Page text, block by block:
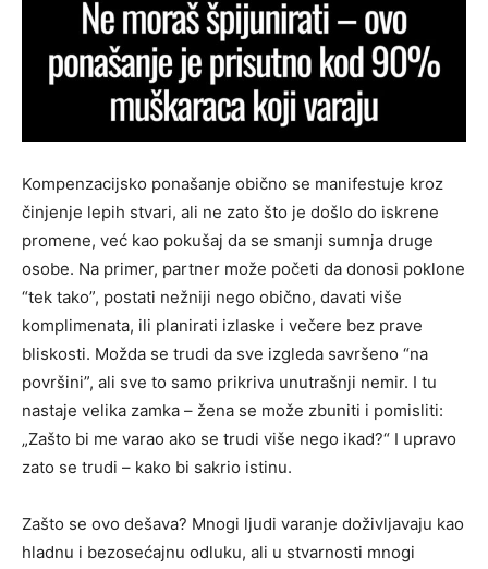
Kompenzacijsko ponašanje obično se manifestuje kroz
činjenje lepih stvari, ali ne zato što je došlo do iskrene
promene, već kao pokušaj da se smanji sumnja druge
osobe. Na primer, partner može početi da donosi poklone
“tek tako”, postati nežniji nego obično, davati više
komplimenata, ili planirati izlaske i večere bez prave
bliskosti. Možda se trudi da sve izgleda savršeno “na
površini”, ali sve to samo prikriva unutrašnji nemir. I tu
nastaje velika zamka – žena se može zbuniti i pomisliti:
„Zašto bi me varao ako se trudi više nego ikad?“ I upravo
zato se trudi – kako bi sakrio istinu.
Zašto se ovo dešava? Mnogi ljudi varanje doživljavaju kao
hladnu i bezosećajnu odluku, ali u stvarnosti mnogi